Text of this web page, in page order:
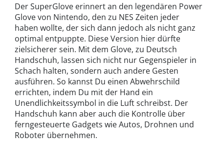
Der SuperGlove erinnert an den legendären Power
Glove von Nintendo, den zu NES Zeiten jeder
haben wollte, der sich dann jedoch als nicht ganz
optimal entpuppte. Diese Version hier dürfte
zielsicherer sein. Mit dem Glove, zu Deutsch
Handschuh, lassen sich nicht nur Gegenspieler in
Schach halten, sondern auch andere Gesten
ausführen. So kannst Du einen Abwehrschild
errichten, indem Du mit der Hand ein
Unendlichkeitssymbol in die Luft schreibst. Der
Handschuh kann aber auch die Kontrolle über
ferngesteuerte Gadgets wie Autos, Drohnen und
Roboter übernehmen.